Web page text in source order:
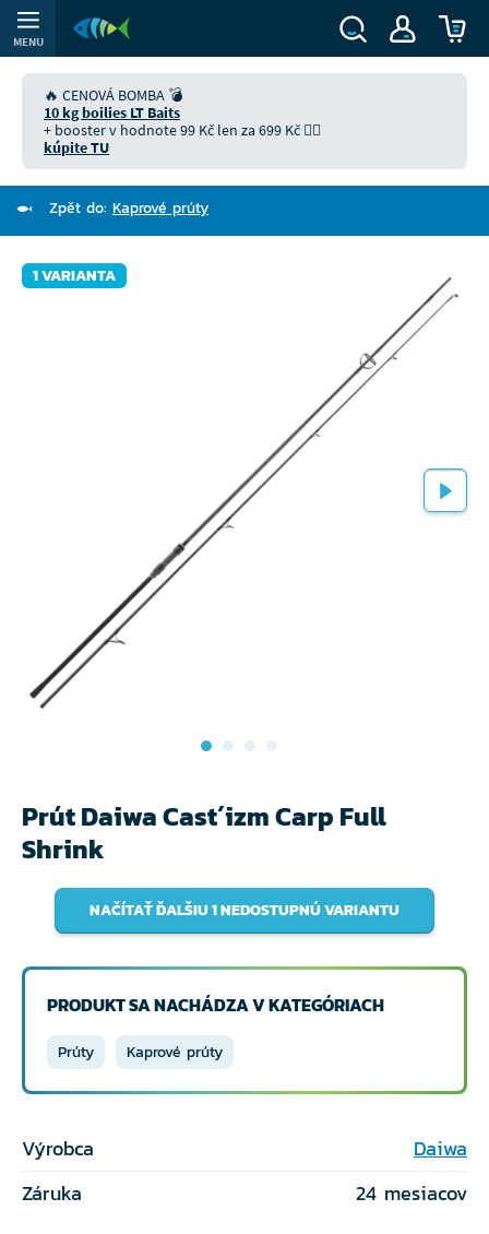
MENU
🔥 CENOVÁ BOMBA 💣
10 kg boilies LT Baits
+ booster v hodnote 99 Kč len za 699 Kč 👉🏻
kúpite TU
Zpět do: Kaprové prúty
1 VARIANTA
Prút Daiwa Cast´izm Carp Full
Shrink
NAČÍTAŤ ĎALŠIU 1 NEDOSTUPNÚ VARIANTU
PRODUKT SA NACHÁDZA V KATEGÓRIACH
Prúty Kaprové prúty
Výrobca
Daiwa
Záruka
24 mesiacov